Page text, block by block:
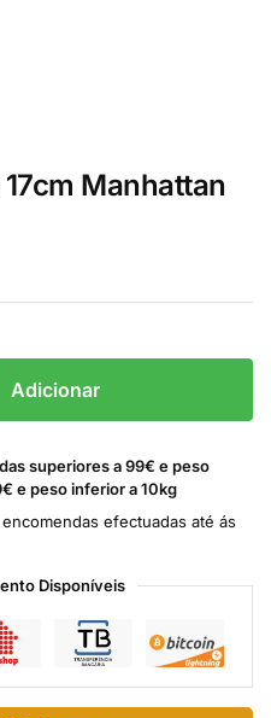
Manhattan
Adicionar
superiores a 99€ e peso
e peso inferior a 10kg
efectuadas até ás
Disponíveis